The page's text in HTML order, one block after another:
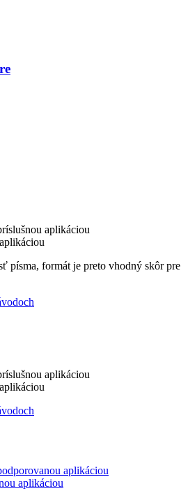
aplikáciou
písma, formát je preto vhodný skôr pre
aplikáciou
aplikáciou
aplikáciou